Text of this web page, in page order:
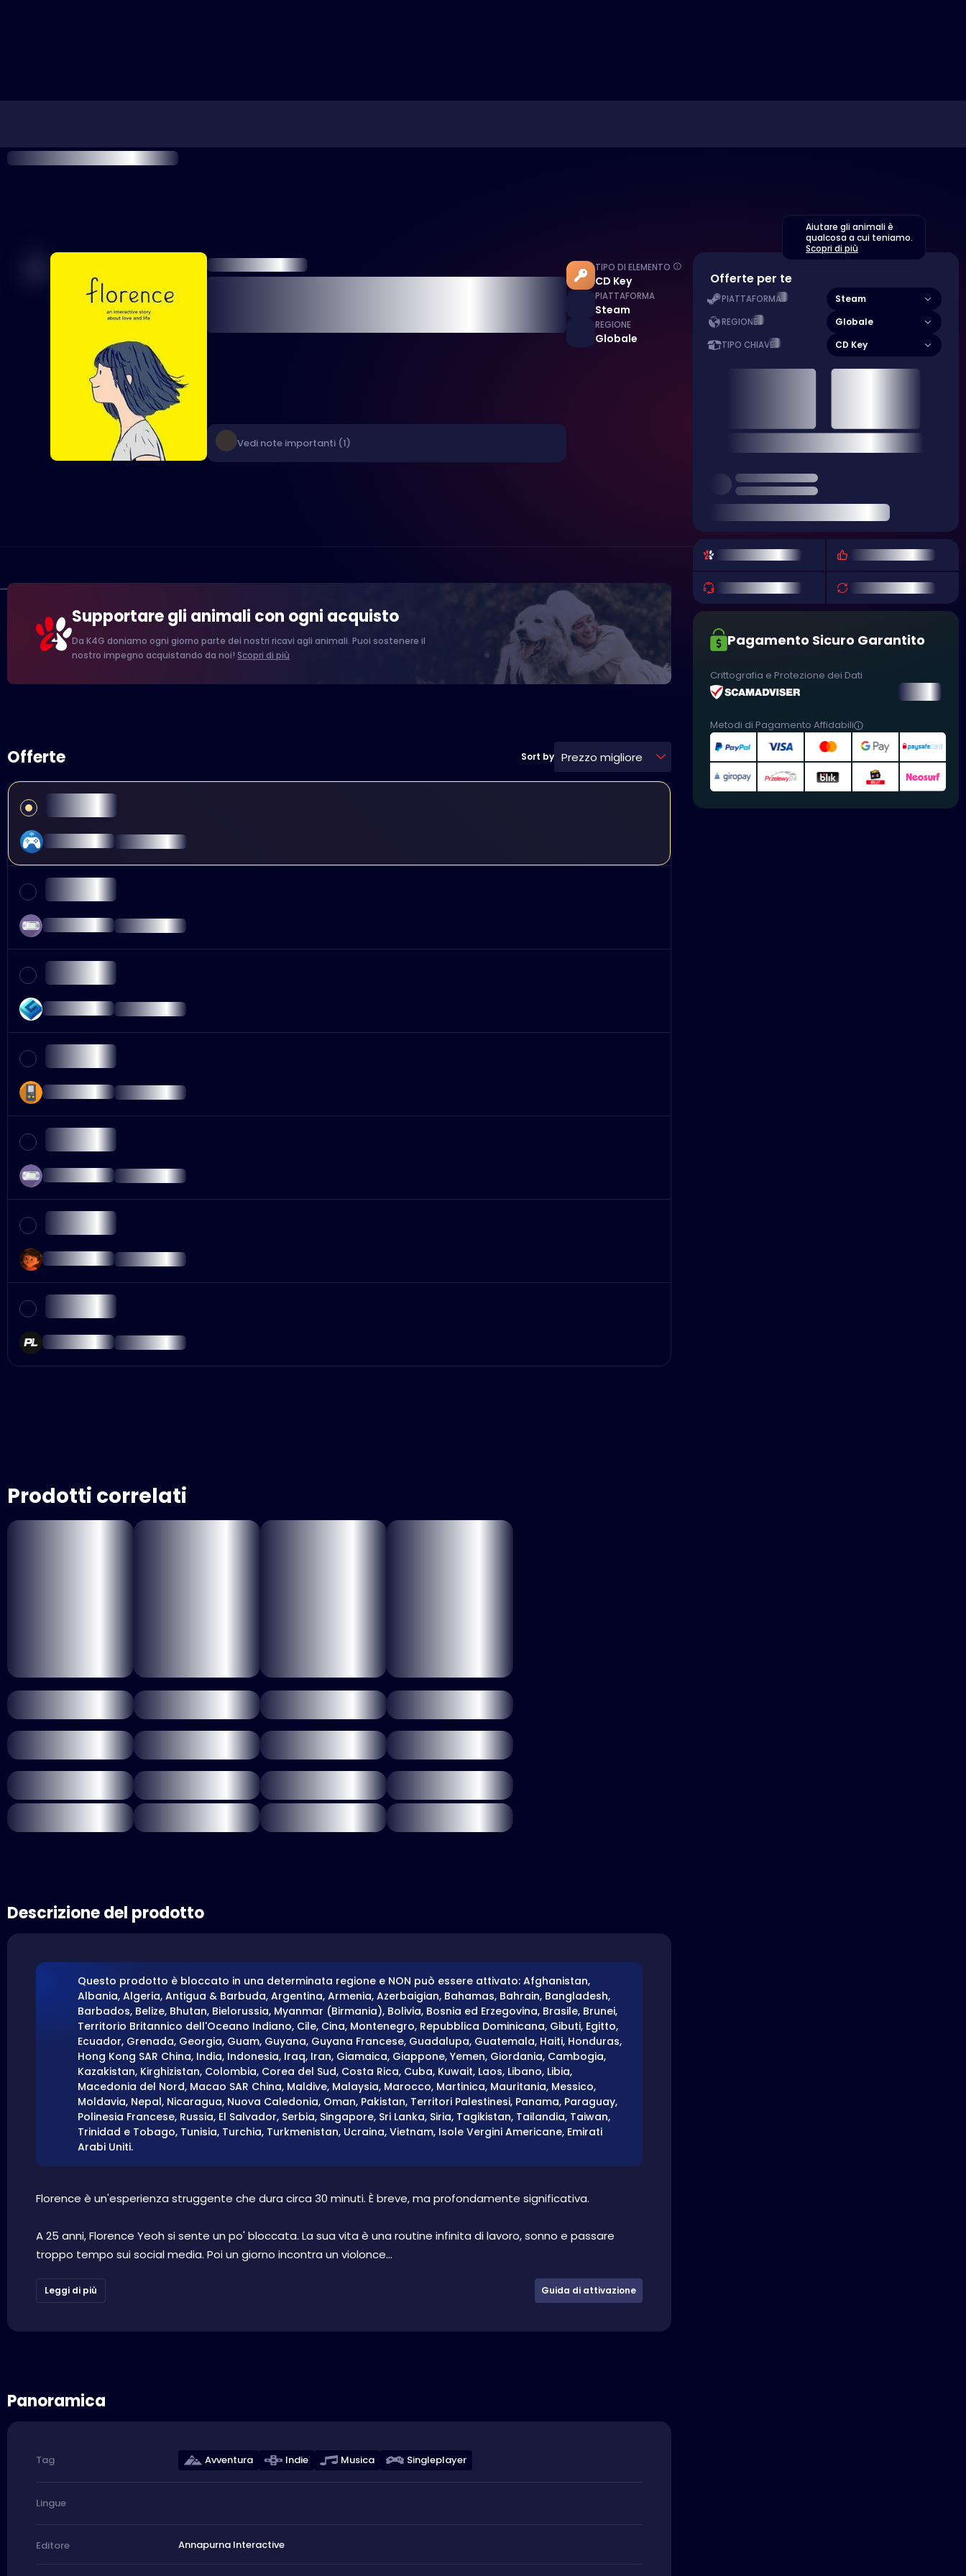
Vedi note importanti (1)
TIPO DI ELEMENTO
CD Key
PIATTAFORMA
Steam
REGIONE
Globale
Supportare gli animali con ogni acquisto
Da K4G doniamo ogni giorno parte dei nostri ricavi agli animali. Puoi sostenere il
nostro impegno acquistando da noi! Scopri di più
Offerte Sort by Prezzo migliore
Prodotti correlati
Descrizione del prodotto
Questo prodotto è bloccato in una determinata regione e NON può essere attivato: Afghanistan,
Albania, Algeria, Antigua & Barbuda, Argentina, Armenia, Azerbaigian, Bahamas, Bahrain, Bangladesh,
Barbados, Belize, Bhutan, Bielorussia, Myanmar (Birmania), Bolivia, Bosnia ed Erzegovina, Brasile, Brunei,
Territorio Britannico dell'Oceano Indiano, Cile, Cina, Montenegro, Repubblica Dominicana, Gibuti, Egitto,
Ecuador, Grenada, Georgia, Guam, Guyana, Guyana Francese, Guadalupa, Guatemala, Haiti, Honduras,
Hong Kong SAR China, India, Indonesia, Iraq, Iran, Giamaica, Giappone, Yemen, Giordania, Cambogia,
Kazakistan, Kirghizistan, Colombia, Corea del Sud, Costa Rica, Cuba, Kuwait, Laos, Libano, Libia,
Macedonia del Nord, Macao SAR China, Maldive, Malaysia, Marocco, Martinica, Mauritania, Messico,
Moldavia, Nepal, Nicaragua, Nuova Caledonia, Oman, Pakistan, Territori Palestinesi, Panama, Paraguay,
Polinesia Francese, Russia, El Salvador, Serbia, Singapore, Sri Lanka, Siria, Tagikistan, Tailandia, Taiwan,
Trinidad e Tobago, Tunisia, Turchia, Turkmenistan, Ucraina, Vietnam, Isole Vergini Americane, Emirati
Arabi Uniti.
Florence è un'esperienza struggente che dura circa 30 minuti. È breve, ma profondamente significativa.
A 25 anni, Florence Yeoh si sente un po' bloccata. La sua vita è una routine infinita di lavoro, sonno e passare
troppo tempo sui social media. Poi un giorno incontra un violonce...
Leggi di più Guida di attivazione
Panoramica
Tag Avventura Indie Musica Singleplayer
Lingue
Editore Annapurna Interactive
Aiutare gli animali è
qualcosa a cui teniamo.
Scopri di più
Offerte per te
PIATTAFORMA Steam
REGIONE Globale
TIPO CHIAVE CD Key
Pagamento Sicuro Garantito
Crittografia e Protezione dei Dati
Metodi di Pagamento Affidabili